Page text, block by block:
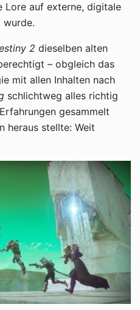
Lore auf externe, digitale
wurde.
2 dieselben alten
– obgleich das
mit allen Inhalten nach
schlichtweg alles richtig
gesammelt
heraus stellte: Weit